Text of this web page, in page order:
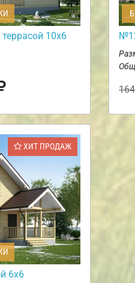
10х6
ХИТ ПРОДАЖ
6х6